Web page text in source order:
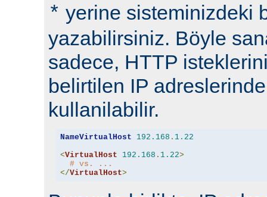
* yerine sisteminizdeki
yazabilirsiniz. Böyle
sadece, HTTP
belirtilen IP
kullanilabilir.
NameVirtualHost 192.168 . 1.22
<VirtualHost 192.168 . 1.22>
# vs. ...
</VirtualHost>